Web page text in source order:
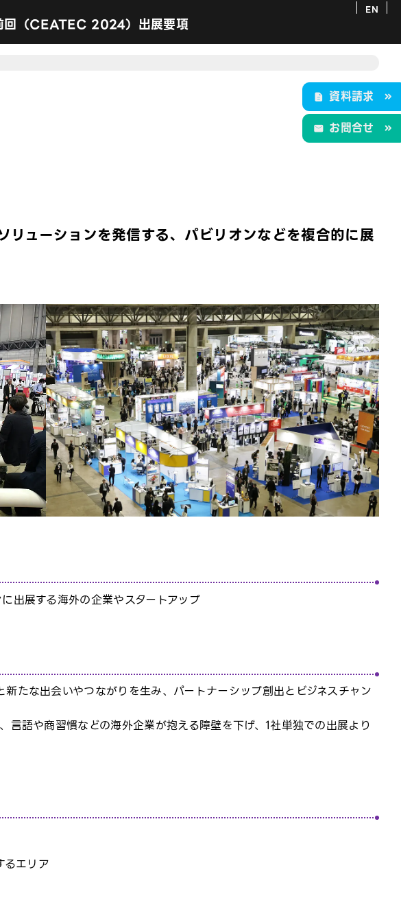
EN
回（CEATEC 2024）出展要項
資料請求
お問合せ
ューションを発信する、パビリオンなどを複合的に展
出展する海外の企業やスタートアップ
たな出会いやつながりを生み、パートナーシップ創出とビジネスチャン
語や商習慣などの海外企業が抱える障壁を下げ、1社単独での出展より
るエリア